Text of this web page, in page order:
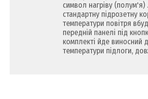
символ нагріву (полум'я)
стандартну підрозетну
температури повітря
передній панелі під
комплекті йде виносний
температури підлоги,